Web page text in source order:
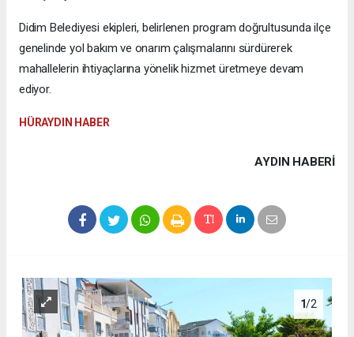
Didim Belediyesi ekipleri, belirlenen program doğrultusunda ilçe
genelinde yol bakım ve onarım çalışmalarını sürdürerek
mahallelerin ihtiyaçlarına yönelik hizmet üretmeye devam
ediyor.
HÜRAYDIN HABER
AYDIN HABERİ
1/2